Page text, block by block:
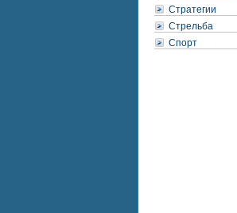
Стратегии
Стрельба
Спорт